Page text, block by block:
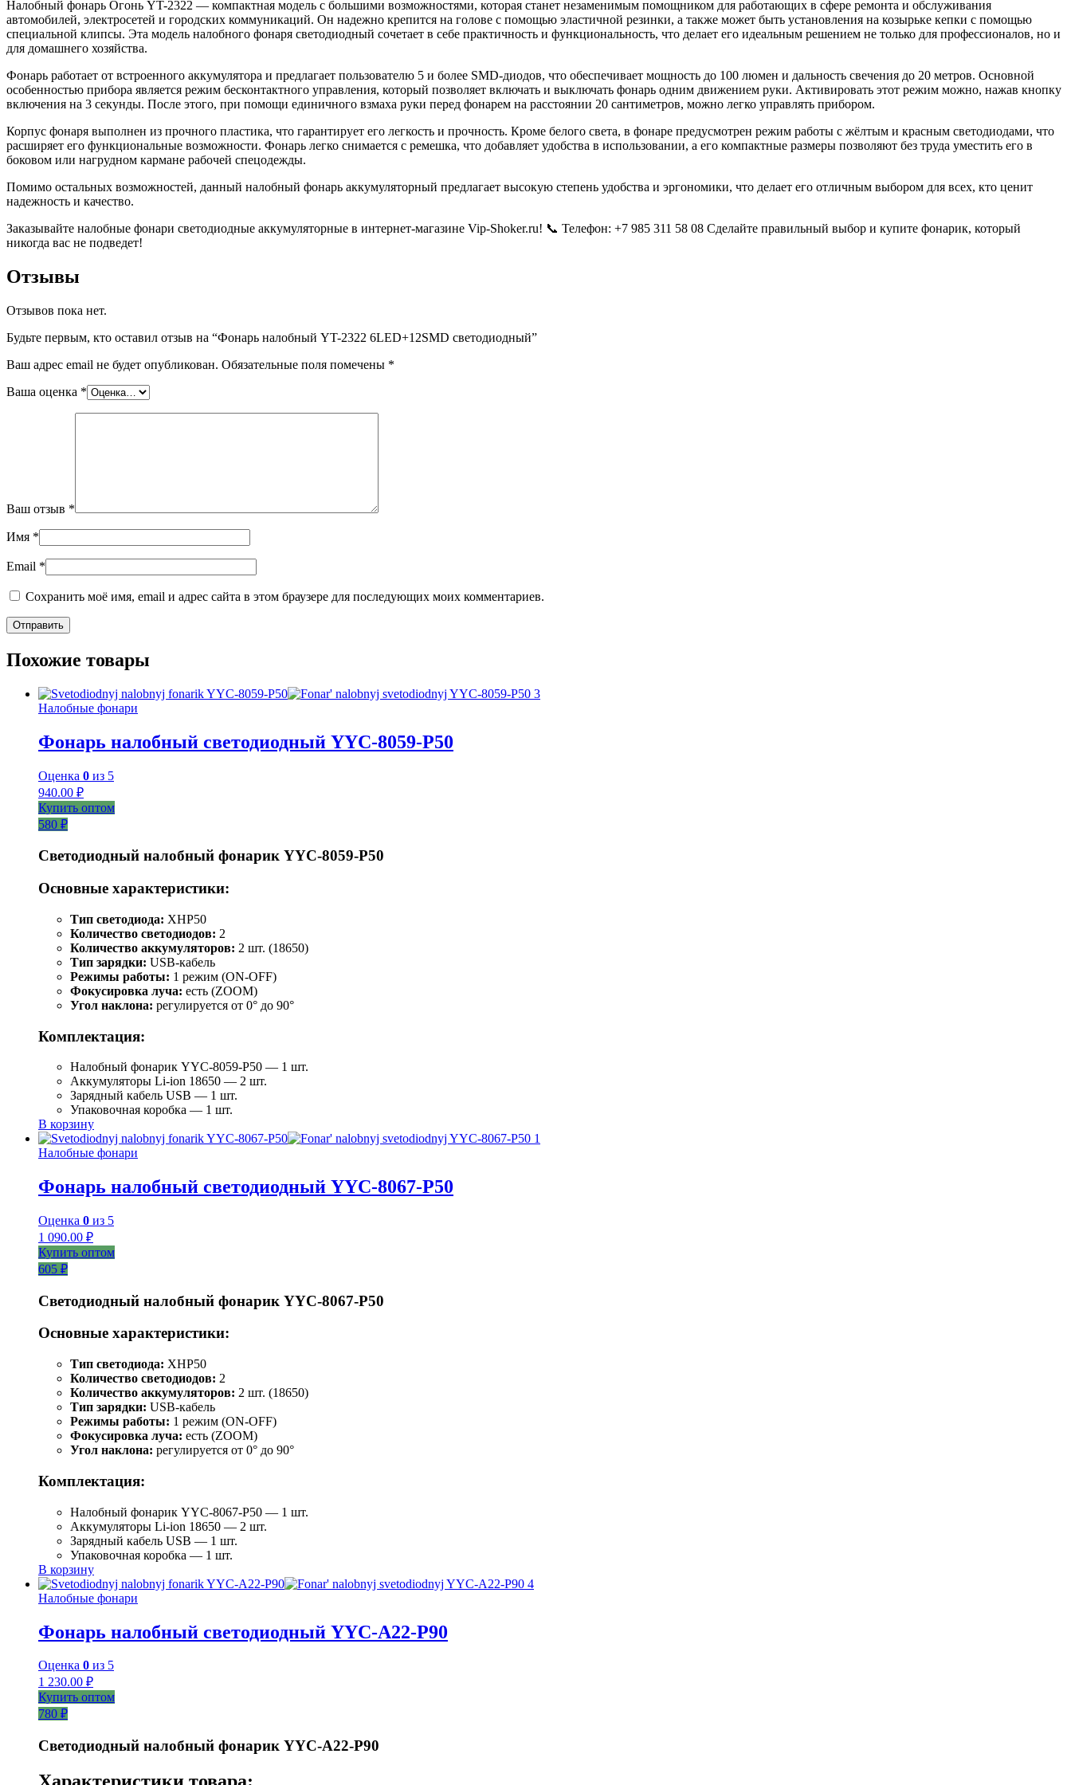
Налобный фонарь Огонь YT-2322 — компактная модель с большими возможностями, которая станет незаменимым помощником для работающих в сфере ремонта и обслуживания
автомобилей, электросетей и городских коммуникаций. Он надежно крепится на голове с помощью эластичной резинки, а также может быть установления на козырьке кепки с помощью
специальной клипсы. Эта модель налобного фонаря светодиодный сочетает в себе практичность и функциональность, что делает его идеальным решением не только для профессионалов, но и
для домашнего хозяйства.
Фонарь работает от встроенного аккумулятора и предлагает пользователю 5 и более SMD-диодов, что обеспечивает мощность до 100 люмен и дальность свечения до 20 метров. Основной
особенностью прибора является режим бесконтактного управления, который позволяет включать и выключать фонарь одним движением руки. Активировать этот режим можно, нажав кнопку
включения на 3 секунды. После этого, при помощи единичного взмаха руки перед фонарем на расстоянии 20 сантиметров, можно легко управлять прибором.
Корпус фонаря выполнен из прочного пластика, что гарантирует его легкость и прочность. Кроме белого света, в фонаре предусмотрен режим работы с жёлтым и красным светодиодами, что
расширяет его функциональные возможности. Фонарь легко снимается с ремешка, что добавляет удобства в использовании, а его компактные размеры позволяют без труда уместить его в
боковом или нагрудном кармане рабочей спецодежды.
Помимо остальных возможностей, данный налобный фонарь аккумуляторный предлагает высокую степень удобства и эргономики, что делает его отличным выбором для всех, кто ценит
надежность и качество.
Заказывайте налобные фонари светодиодные аккумуляторные в интернет-магазине Vip-Shoker.ru! 📞 Телефон: +7 985 311 58 08 Сделайте правильный выбор и купите фонарик, который
никогда вас не подведет!
Отзывы
Отзывов пока нет.
Будьте первым, кто оставил отзыв на “Фонарь налобный YT-2322 6LED+12SMD светодиодный”
Ваш адрес email не будет опубликован. Обязательные поля помечены *
Ваша оценка *
Ваш отзыв *
Имя *
Email *
Сохранить моё имя, email и адрес сайта в этом браузере для последующих моих комментариев.
Похожие товары
Налобные фонари
Фонарь налобный светодиодный YYC-8059-P50
Оценка 0 из 5
940.00 ₽
Купить оптом
580 ₽
Светодиодный налобный фонарик YYC-8059-P50
Основные характеристики:
Тип светодиода: XHP50
Количество светодиодов: 2
Количество аккумуляторов: 2 шт. (18650)
Тип зарядки: USB-кабель
Режимы работы: 1 режим (ON-OFF)
Фокусировка луча: есть (ZOOM)
Угол наклона: регулируется от 0° до 90°
Комплектация:
Налобный фонарик YYC-8059-P50 — 1 шт.
Аккумуляторы Li-ion 18650 — 2 шт.
Зарядный кабель USB — 1 шт.
Упаковочная коробка — 1 шт.
В корзину
Налобные фонари
Фонарь налобный светодиодный YYC-8067-P50
Оценка 0 из 5
1 090.00 ₽
Купить оптом
605 ₽
Светодиодный налобный фонарик YYC-8067-P50
Основные характеристики:
Тип светодиода: XHP50
Количество светодиодов: 2
Количество аккумуляторов: 2 шт. (18650)
Тип зарядки: USB-кабель
Режимы работы: 1 режим (ON-OFF)
Фокусировка луча: есть (ZOOM)
Угол наклона: регулируется от 0° до 90°
Комплектация:
Налобный фонарик YYC-8067-P50 — 1 шт.
Аккумуляторы Li-ion 18650 — 2 шт.
Зарядный кабель USB — 1 шт.
Упаковочная коробка — 1 шт.
В корзину
Налобные фонари
Фонарь налобный светодиодный YYC-A22-P90
Оценка 0 из 5
1 230.00 ₽
Купить оптом
780 ₽
Светодиодный налобный фонарик YYC-A22-P90